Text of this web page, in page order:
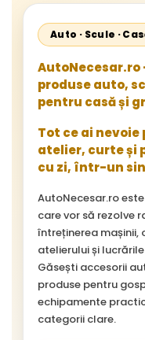
Auto · Scule ·
AutoNecesar.ro
produse auto,
pentru casă și
Tot ce ai
atelier, curte și
cu zi, într-un
AutoNecesar.ro
care vor să rezolve
întreținerea mașinii,
atelierului și
Găsești accesorii
produse pentru
echipamente
categorii clare.